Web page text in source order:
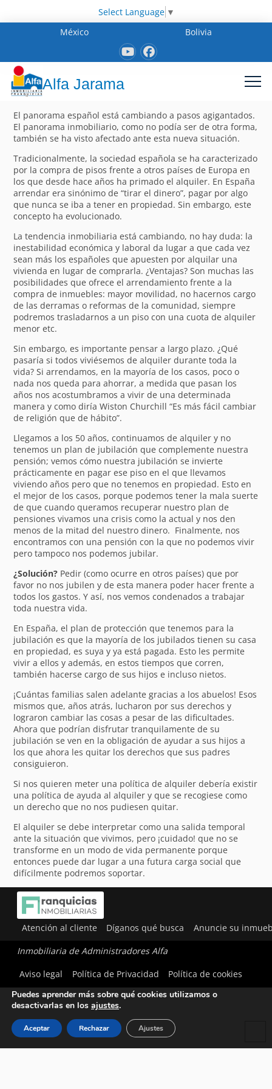
Select Language ▼
México
Bolivia
Alfa Jarama
El panorama español está cambiando a pasos agigantados.
El panorama inmobiliario, como no podía ser de otra forma,
también se ha visto afectado ante esta nueva situación.
Tradicionalmente, la sociedad española se ha caracterizado
por la compra de pisos frente a otros países de Europa en
los que desde hace años ha primado el alquiler. En España
arrendar era sinónimo de “tirar el dinero”, pagar por algo
que nunca se iba a tener en propiedad. Sin embargo, este
concepto ha evolucionado.
La tendencia inmobiliaria está cambiando, no hay duda: la
inestabilidad económica y laboral da lugar a que cada vez
sean más los españoles que apuesten por alquilar una
vivienda en lugar de comprarla. ¿Ventajas? Son muchas las
posibilidades que ofrece el arrendamiento frente a la
compra de inmuebles: mayor movilidad, no hacernos cargo
de las derramas o reformas de la comunidad, siempre
podremos trasladarnos a un piso con una cuota de alquiler
menor etc.
Sin embargo, es importante pensar a largo plazo. ¿Qué
pasaría si todos viviésemos de alquiler durante toda la
vida? Si arrendamos, en la mayoría de los casos, poco o
nada nos queda para ahorrar, a medida que pasan los
años nos acostumbramos a vivir de una determinada
manera y como diría Wiston Churchill “Es más fácil cambiar
de religión que de hábito”.
Llegamos a los 50 años, continuamos de alquiler y no
tenemos un plan de jubilación que complemente nuestra
pensión; vemos cómo nuestra jubilación se invierte
prácticamente en pagar ese piso en el que llevamos
viviendo años pero que no tenemos en propiedad. Esto en
el mejor de los casos, porque podemos tener la mala suerte
de que cuando queramos recuperar nuestro plan de
pensiones vivamos una crisis como la actual y nos den
menos de la mitad del nuestro dinero. Finalmente, nos
encontramos con una pensión con la que no podemos vivir
pero tampoco nos podemos jubilar.
¿Solución? Pedir (como ocurre en otros países) que por
favor no nos jubilen y de esta manera poder hacer frente a
todos los gastos. Y así, nos vemos condenados a trabajar
toda nuestra vida.
En España, el plan de protección que tenemos para la
jubilación es que la mayoría de los jubilados tienen su casa
en propiedad, es suya y ya está pagada. Esto les permite
vivir a ellos y además, en estos tiempos que corren,
también hacerse cargo de sus hijos e incluso nietos.
¡Cuántas familias salen adelante gracias a los abuelos! Esos
mismos que, años atrás, lucharon por sus derechos y
lograron cambiar las cosas a pesar de las dificultades.
Ahora que podrían disfrutar tranquilamente de su
jubilación se ven en la obligación de ayudar a sus hijos a
los que ahora les quitar los derechos que sus padres
consiguieron.
Si nos quieren meter una política de alquiler debería existir
una política de ayuda al alquiler y que se recogiese como
un derecho que no nos pudiesen quitar.
El alquiler se debe interpretar como una salida temporal
ante la situación que vivimos, pero ¡cuidado! que no se
transforme en un modo de vida permanente porque
entonces puede dar lugar a una futura carga social que
difícilmente podremos soportar.
Atención al cliente Díganos qué busca Anuncie su
Inmobiliaria de Administradores Alfa
Aviso legal
Política de Privacidad Política de cookies
Utilizamos cookies para ofrecerte la mejor experiencia en
Puedes aprender más sobre qué cookies utilizamos o
desactivarlas en los ajustes.
Aceptar Rechazar Ajustes